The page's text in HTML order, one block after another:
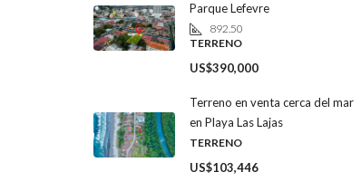
Parque Lefevre
892.50
TERRENO
US$390,000
Terreno en venta cerca del mar
en Playa Las Lajas
TERRENO
US$103,446